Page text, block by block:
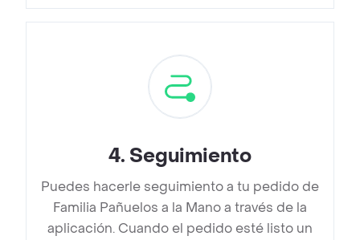
4. Seguimiento
Puedes hacerle seguimiento a tu pedido de
Familia Pañuelos a la Mano a través de la
aplicación. Cuando el pedido esté listo un